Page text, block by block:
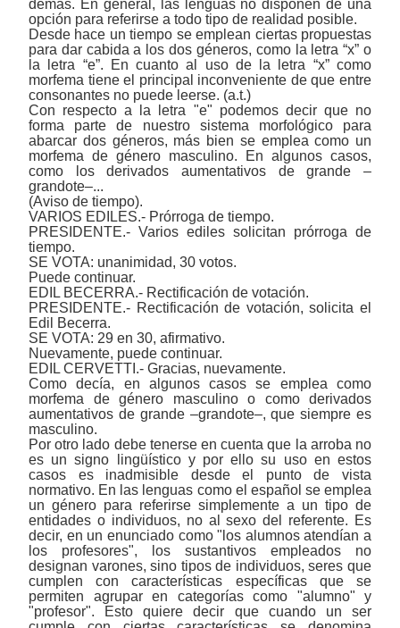
demás. En general, las lenguas no disponen de una
opción para referirse a todo tipo de realidad posible.
Desde hace un tiempo se emplean ciertas propuestas
para dar cabida a los dos géneros, como la letra “x” o
la letra “e”. En cuanto al uso de la letra “x” como
morfema tiene el principal inconveniente de que entre
consonantes no puede leerse. (a.t.)
Con respecto a la letra "e" podemos decir que no
forma parte de nuestro sistema morfológico para
abarcar dos géneros, más bien se emplea como un
morfema de género masculino. En algunos casos,
como los derivados aumentativos de grande ‒
grandote‒...
(Aviso de tiempo).
VARIOS EDILES.- Prórroga de tiempo.
PRESIDENTE.- Varios ediles solicitan prórroga de
tiempo.
SE VOTA: unanimidad, 30 votos.
Puede continuar.
EDIL BECERRA.- Rectificación de votación.
PRESIDENTE.- Rectificación de votación, solicita el
Edil Becerra.
SE VOTA: 29 en 30, afirmativo.
Nuevamente, puede continuar.
EDIL CERVETTI.- Gracias, nuevamente.
Como decía, en algunos casos se emplea como
morfema de género masculino o como derivados
aumentativos de grande ‒grandote‒, que siempre es
masculino.
Por otro lado debe tenerse en cuenta que la arroba no
es un signo lingüístico y por ello su uso en estos
casos es inadmisible desde el punto de vista
normativo. En las lenguas como el español se emplea
un género para referirse simplemente a un tipo de
entidades o individuos, no al sexo del referente. Es
decir, en un enunciado como "los alumnos atendían a
los profesores", los sustantivos empleados no
designan varones, sino tipos de individuos, seres que
cumplen con características específicas que se
permiten agrupar en categorías como "alumno" y
"profesor". Esto quiere decir que cuando un ser